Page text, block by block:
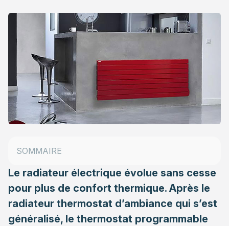
Le radiateur électrique évolue sans cesse
pour plus de confort thermique. Après le
radiateur thermostat d’ambiance qui s’est
généralisé, le thermostat programmable
SOMMAIRE
Le fonctionnement d’un radiateur programmable
Quels avantages pour un radiateur programmable
Tous les radiateurs sont-ils programmables ?
programmable